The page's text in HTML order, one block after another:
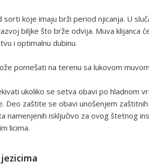
sorti koje imaju brži period njicanja. U
biljke što brže odvija. Muva klijanca
i optimalnu dubinu.
pomešati na terenu sa lukovom
ukoliko se setva obavi po hladnom
Deo zaštite se obavi unošenjem
namenjenih isključivo za ovog štetnog
licima.